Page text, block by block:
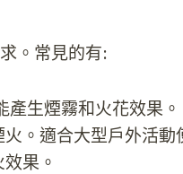
。常見的有:
生煙霧和火花效果。
。適合大型戶外活動
果。